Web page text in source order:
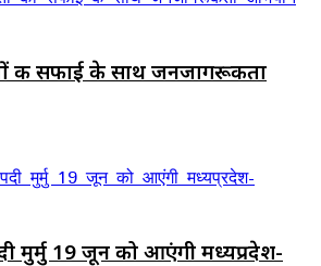
की सफाई के साथ जनजागरूकता
मुर्मु 19 जून को आएंगी मध्यप्रदेश-